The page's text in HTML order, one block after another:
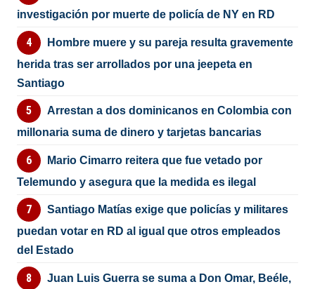
investigación por muerte de policía de NY en RD
Hombre muere y su pareja resulta gravemente
herida tras ser arrollados por una jeepeta en
Santiago
Arrestan a dos dominicanos en Colombia con
millonaria suma de dinero y tarjetas bancarias
Mario Cimarro reitera que fue vetado por
Telemundo y asegura que la medida es ilegal
Santiago Matías exige que policías y militares
puedan votar en RD al igual que otros empleados
del Estado
Juan Luis Guerra se suma a Don Omar, Beéle,